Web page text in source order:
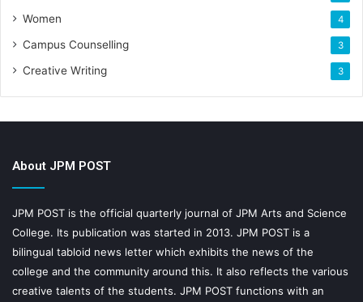
Women 4
Campus Counselling 3
Creative Writing 3
About JPM POST
JPM POST is the official quarterly journal of JPM Arts and Science
College. Its publication was started in 2013. JPM POST is a
bilingual tabloid news letter which exhibits the news of the
college and the community around this. It also reflects the various
creative talents of the students. JPM POST functions with an